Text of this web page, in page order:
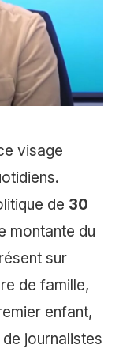
visage
de 30
montante du
sur
de famille,
enfant,
journalistes